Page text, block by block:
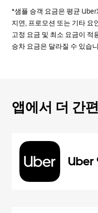
*샘플 승객 요금은 평균
지연, 프로모션 또는 기타 요
고정 요금 및 최소 요금이 적
승차 요금은 달라질 수 있습
앱에서 더 간
Uber